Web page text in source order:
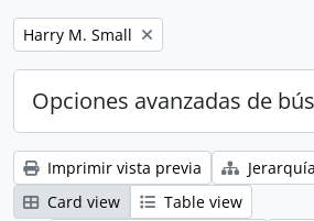
Remove filter:
Harry M. Small
Opciones avanzadas de
Imprimir vista previa
Jerarquía
Card view
Table view